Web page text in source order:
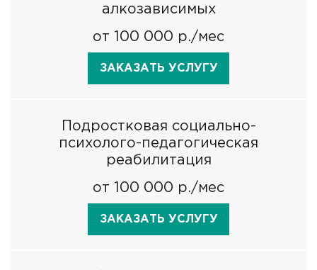
алкозависимых
от 100 000 р./мес
ЗАКАЗАТЬ УСЛУГУ
Подростковая социально-
психолого-педагогическая
реабилитация
от 100 000 р./мес
ЗАКАЗАТЬ УСЛУГУ